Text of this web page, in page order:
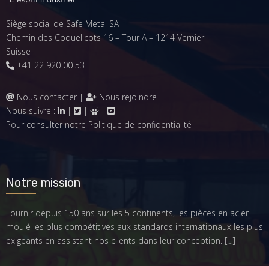
Siège social de Safe Metal SA
Chemin des Coquelicots 16 – Tour A – 1214 Vernier
Suisse
+41 22 920 00 53
Nous contacter |
Nous rejoindre
Nous suivre :
| |
|
Pour consulter notre Politique de confidentialité
Notre mission
Fournir depuis 150 ans sur les 5 continents, les pièces en acier
moulé les plus compétitives aux standards internationaux les plus
exigeants en assistant nos clients dans leur conception. […]